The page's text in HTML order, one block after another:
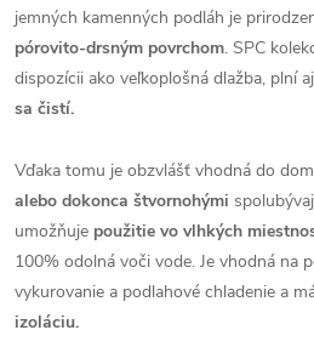
jemných kamenných podláh je
pórovito-drsným povrchom. SPC
dispozícii ako veľkoplošná dlažba, plní
sa čistí.
Vďaka tomu je obzvlášť vhodná do
alebo dokonca štvornohými
umožňuje použitie vo vlhkých
100% odolná voči vode. Je vhodná na
vykurovanie a podlahové chladenie a
izoláciu.